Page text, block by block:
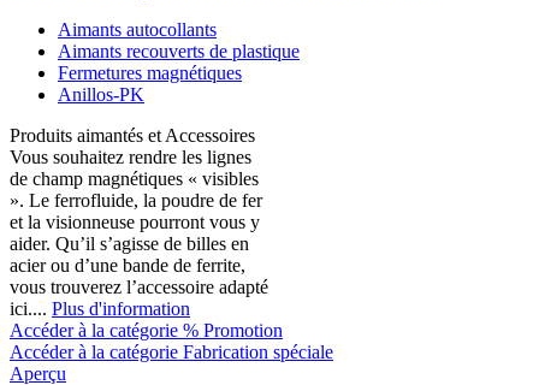
Aimants autocollants
Aimants recouverts de plastique
Fermetures magnétiques
Anillos-PK
Produits aimantés et Accessoires
Vous souhaitez rendre les lignes
de champ magnétiques « visibles
». Le ferrofluide, la poudre de fer
et la visionneuse pourront vous y
aider. Qu’il s’agisse de billes en
acier ou d’une bande de ferrite,
vous trouverez l’accessoire adapté
ici.... Plus d'information
Accéder à la catégorie % Promotion
Accéder à la catégorie Fabrication spéciale
Aperçu